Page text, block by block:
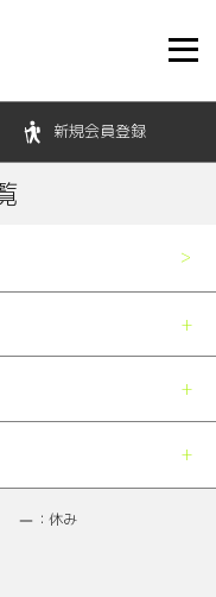
新規会員登録
：休み